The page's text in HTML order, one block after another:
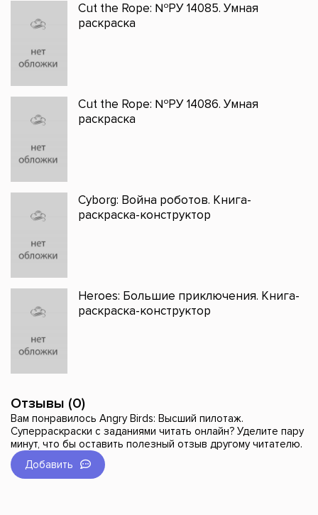
Cut the Rope: №РУ 14085. Умная
раскраска
Cut the Rope: №РУ 14086. Умная
раскраска
Cyborg: Война роботов. Книга-
раскраска-конструктор
Heroes: Большие приключения. Книга-
раскраска-конструктор
Отзывы (0)
Вам понравилось Angry Birds: Высший пилотаж.
Суперраскраски с заданиями читать онлайн? Уделите пару
минут, что бы оставить полезный отзыв другому читателю.
Добавить